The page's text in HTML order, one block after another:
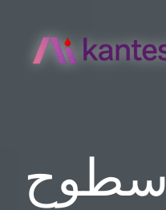
سطوح T4 آزاد: محدوده طبیعی و اینکه چگونه TSH